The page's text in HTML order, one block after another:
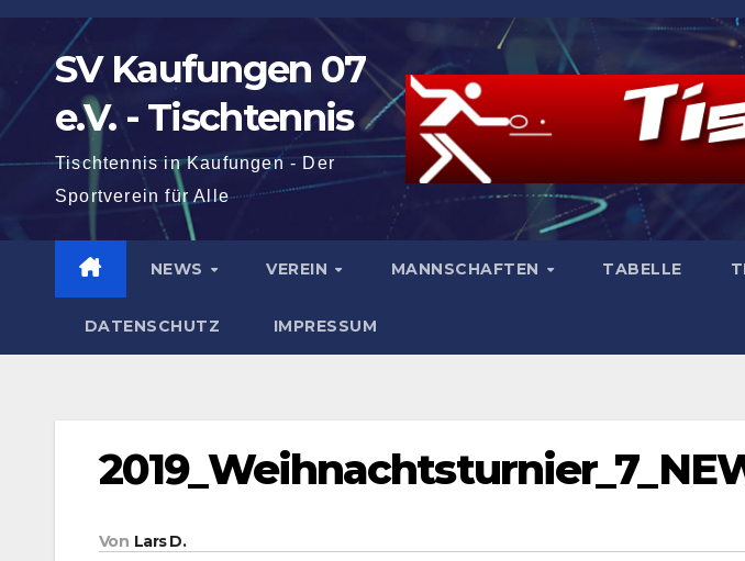
Zum
springenSV Kaufungen 07
e.V. - Tischtennis
Tischtennis in Kaufungen - Der
Sportverein für Alle
NEWS VEREIN MANNSCHAFTEN TABELLE
DATENSCHUTZ IMPRESSUM
Von Lars D.